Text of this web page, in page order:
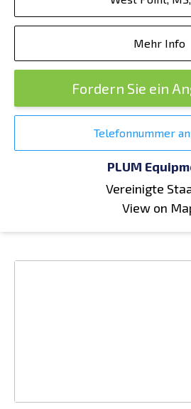
Mehr Info
Fordern Sie ein
Telefonnummer
PLUM
Vereinigte
View on